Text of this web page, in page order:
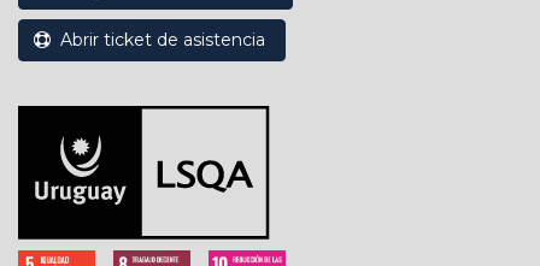
Abrir ticket de asistencia